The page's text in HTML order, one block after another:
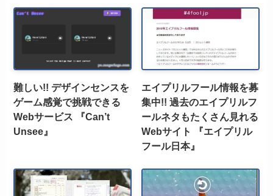
難しい!! デザインセンスを
ゲーム感覚で挑戦できる
Webサービス 『Can’t
Unsee』
エイプリルフール情報を募
集中!! 過去のエイプリルフ
ールネタもたくさん見れる
Webサイト 『エイプリル
フール日本』